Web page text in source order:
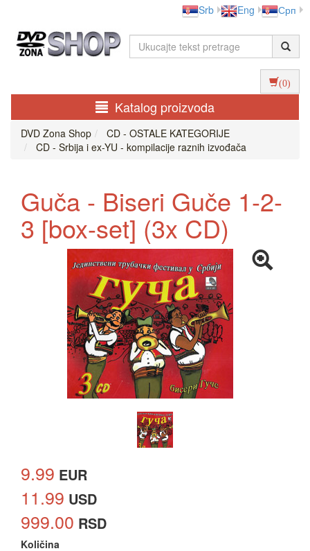
Srb Eng Срп
(0)
Katalog proizvoda
DVD Zona Shop
CD - OSTALE KATEGORIJE
CD - Srbija i ex-YU - kompilacije raznih izvođača
Guča - Biseri Guče 1-2-
3 [box-set] (3x CD)
9.99 EUR
11.99 USD
999.00 RSD
Količina